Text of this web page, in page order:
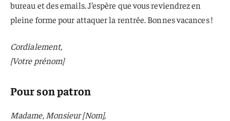
bureau et des emails. J’espère que vous reviendrez en
pleine forme pour attaquer la rentrée. Bonnes vacances !
Cordialement,
[Votre prénom]
Pour son patron
Madame, Monsieur [Nom],